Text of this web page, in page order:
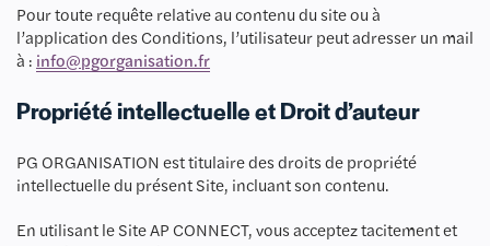
Pour toute requête relative au contenu du site ou à
l’application des Conditions, l’utilisateur peut adresser un mail
à : info@pgorganisation.fr
Propriété intellectuelle et Droit d’auteur
PG ORGANISATION est titulaire des droits de propriété
intellectuelle du présent Site, incluant son contenu.
En utilisant le Site AP CONNECT, vous acceptez tacitement et